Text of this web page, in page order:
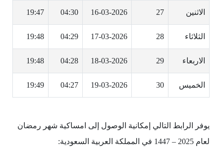
الاثنين 27
16-03-2026
04:30
19:47
الثلاثاء 28
17-03-2026
04:29
19:48
الاربعاء 29
18-03-2026
04:28
19:48
الخميس 30
19-03-2026
04:27
19:49
يوفر الرابط التالي إمكانية الوصول إلى امساكية شهر رمضان
لعام 2025 – 1447 في المملكة العربية السعودية: